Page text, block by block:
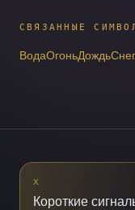
СВЯЗАННЫЕ
ВодаОгоньДождьСнег
X
Короткие